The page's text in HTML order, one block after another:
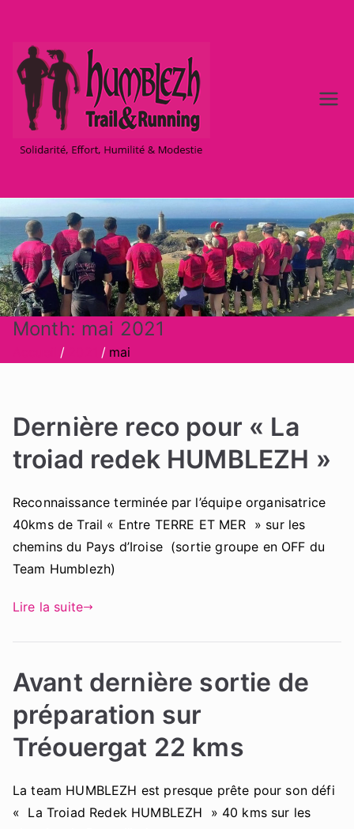
contenu
zh –
Trail &
Running
à Brest
Month: mai 2021
mai
Dernière reco pour « La
troiad redek HUMBLEZH »
Reconnaissance terminée par l’équipe organisatrice
40kms de Trail « Entre TERRE ET MER » sur les
chemins du Pays d’Iroise (sortie groupe en OFF du
Team Humblezh)
Lire la suite
Avant dernière sortie de
préparation sur
Tréouergat 22 kms
La team HUMBLEZH est presque prête pour son défi
« La Troiad Redek HUMBLEZH » 40 kms sur les